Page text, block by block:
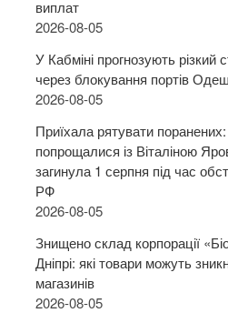
виплат
2026-08-05
У Кабміні прогнозують різкий
через блокування портів
2026-08-05
Приїхала рятувати
попрощалися із Віталіною
загинула 1 серпня під час
РФ
2026-08-05
Знищено склад корпорації
Дніпрі: які товари можуть
магазинів
2026-08-05